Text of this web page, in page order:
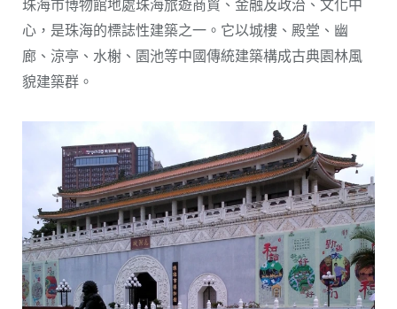
珠海市博物館地處珠海旅遊商貿、金融及政治、文化中
心，是珠海的標誌性建築之一。它以城樓、殿堂、幽
廊、涼亭、水榭、園池等中國傳統建築構成古典園林風
貌建築群。